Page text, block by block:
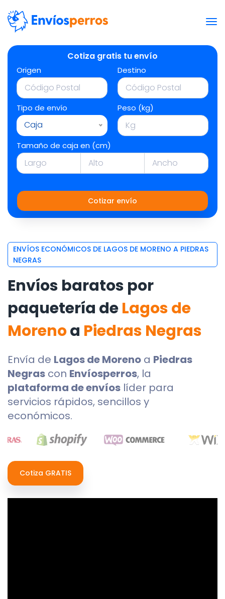
Cotiza gratis tu envío
Origen Destino
Tipo de envío
Caja
Peso (kg)
Tamaño de caja en (cm)
Cotizar envío
ENVÍOS ECONÓMICOS DE LAGOS DE MORENO A PIEDRAS
NEGRAS
Envíos baratos por
paquetería deLagos de
Morenoa Piedras Negras
Envía de Lagos de Moreno a Piedras
Negras con Envíosperros, la
plataforma de envíos líder para
servicios rápidos, sencillos y
económicos.
Cotiza GRATIS